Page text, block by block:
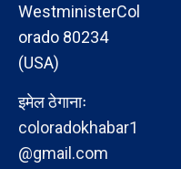
WestministerCol
orado 80234
(USA)
इमेल ठेगानाः
coloradokhabar1
@gmail.com